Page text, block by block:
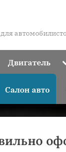
Двигатель
Салон авто